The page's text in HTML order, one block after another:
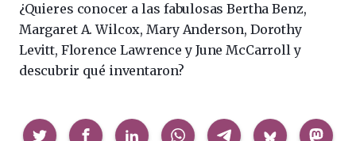
¿Quieres conocer a las fabulosas Bertha Benz,
Margaret A. Wilcox, Mary Anderson, Dorothy
Levitt, Florence Lawrence y June McCarroll y
descubrir qué inventaron?
Compartir